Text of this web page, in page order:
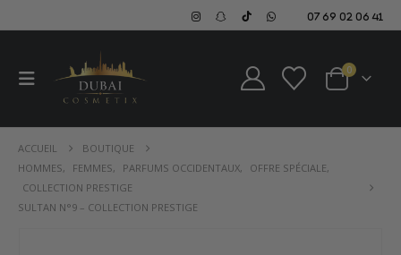
07 69 02 06 41
0
ACCUEIL
BOUTIQUE
HOMMES, FEMMES, PARFUMS OCCIDENTAUX, OFFRE SPÉCIALE,
COLLECTION PRESTIGE
SULTAN N°9 – COLLECTION PRESTIGE